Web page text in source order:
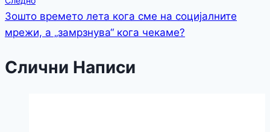
Зошто времето лета кога сме на социјалните
мрежи, а „замрзнува“ кога чекаме?
Слични Написи